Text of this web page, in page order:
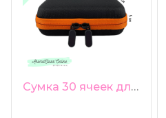
Сумка 30 ячеек для пробников 1-3 мл оранжевая молния